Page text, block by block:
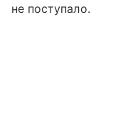
не поступало.